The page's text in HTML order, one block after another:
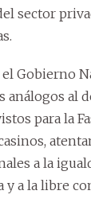
sector
Gobierno
al
para la
a la
y a la libre